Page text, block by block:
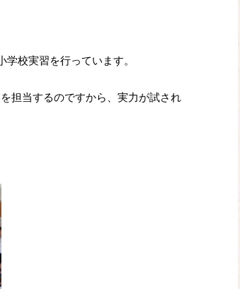
校実習を行っています。
担当するのですから、実力が試され